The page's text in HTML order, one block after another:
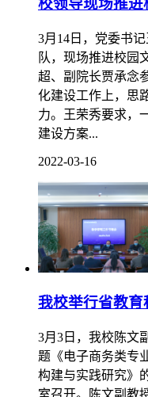
校领导现场推
3月14日，党委书
队，现场推进校园
力。王荣秀要求，
建设方案...
2022-03-16
我校举行省教